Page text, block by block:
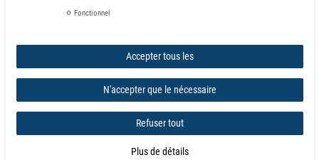
de la quantité:1
13,75 €
Fonctionnel
Accepter tous les
N'accepter que le nécessaire
Refuser tout
Plus de détails